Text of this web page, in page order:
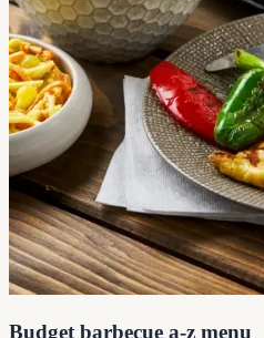
Budget barbecue a-z menu